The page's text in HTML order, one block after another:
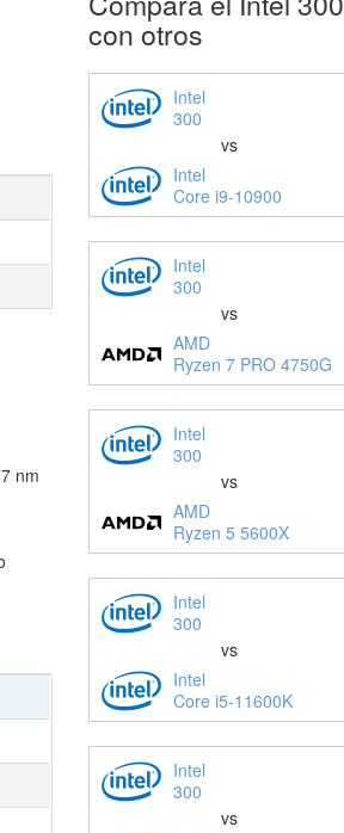
nm
con otros
Intel
300
vs
Intel
Core i9-10900
Intel
300
vs
AMD
Ryzen 7 PRO 4750G
Intel
300
vs
AMD
Ryzen 5 5600X
Intel
300
vs
Intel
Core i5-11600K
Intel
300
vs